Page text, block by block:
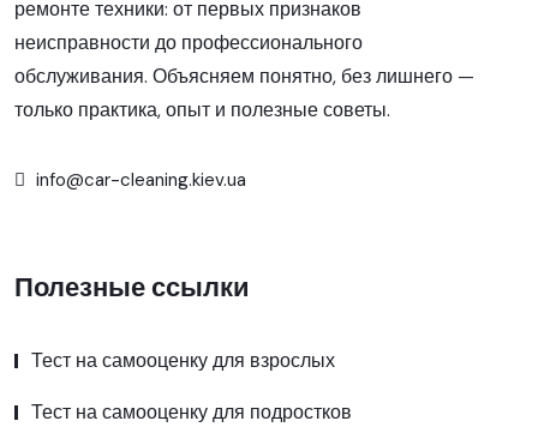
ремонте техники: от первых признаков
неисправности до профессионального
обслуживания. Объясняем понятно, без лишнего —
только практика, опыт и полезные советы.
info@car-cleaning.kiev.ua
Полезные ссылки
Тест на самооценку для взрослых
Тест на самооценку для подростков